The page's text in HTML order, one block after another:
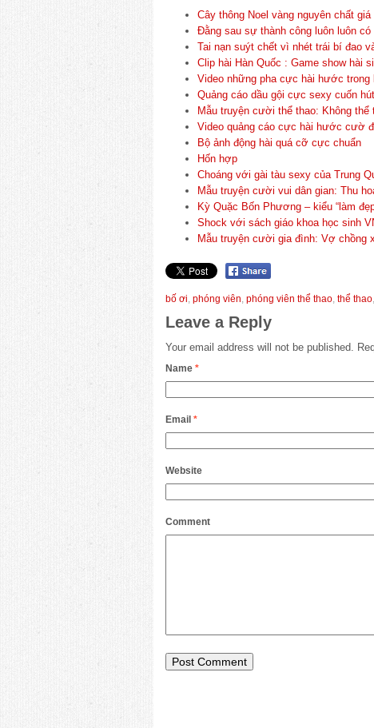
Cây thông Noel vàng nguyên chất
Đằng sau sự thành công luôn luôn
Tai nạn suýt chết vì nhét trái bí đao
Clip hài Hàn Quốc : Game show hài
Video những pha cực hài hước trong
Quảng cáo dầu gội cực sexy cuốn hút
Mẫu truyện cười thể thao: Không thể
Video quảng cáo cực hài hước cườ
Bộ ảnh động hài quá cỡ cực chuẩn
Hốn hợp
Choáng với gài tàu sexy của Trung
Mẫu truyện cười vui dân gian: Thu
Kỳ Quặc Bốn Phương – kiểu “làm
Shock với sách giáo khoa học sinh
Mẫu truyện cười gia đình: Vợ chồng
bố ơi, phóng viên, phóng viên thể thao, thể thao,
Leave a Reply
Your email address will not be published.
Name *
Email *
Website
Comment